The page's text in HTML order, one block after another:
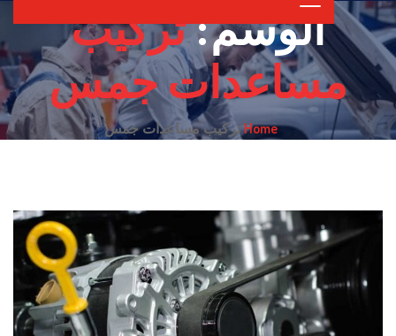
الوسم:تركيب
مساعدات جمس
Homeتركيب مساعدات جمس